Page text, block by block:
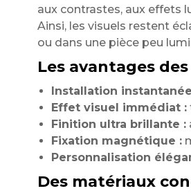
aux contrastes, aux effets
Ainsi, les visuels restent
ou dans une pièce peu
Les avantages
Installation
Effet visuel immédiat :
Finition ultra brillante :
Fixation magnétique :
Personnalisation
Des matériaux